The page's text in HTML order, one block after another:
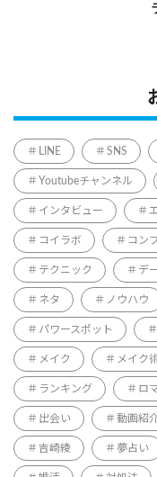
LINE SNS
Youtubeチャンネル
インタビュー
コイラボ コン
テクニック デ
ネタ ノウハウ
パワースポット
メイク メイク
ランキング ロ
出会い 動画紹
吉崎綾 夢占い